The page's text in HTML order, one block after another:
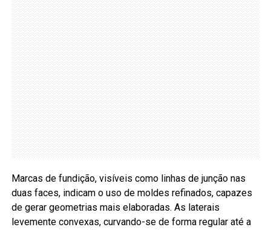
Marcas de fundição, visíveis como linhas de junção nas
duas faces, indicam o uso de moldes refinados, capazes
de gerar geometrias mais elaboradas. As laterais
levemente convexas, curvando-se de forma regular até a